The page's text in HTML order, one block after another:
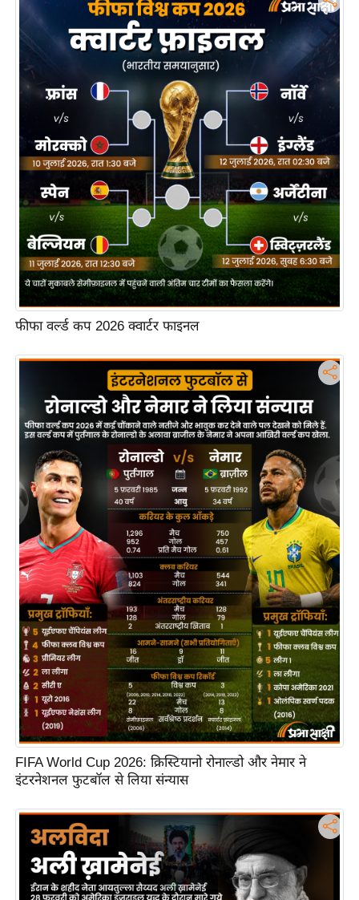
n
d
o
i
A
p
फीफा वर्ल्ड कप 2026 क्वार्टर फाइनल
FIFA World Cup 2026: क्रिस्टियानो रोनाल्डो और नेमार ने
इंटरनेशनल फुटबॉल से लिया संन्यास